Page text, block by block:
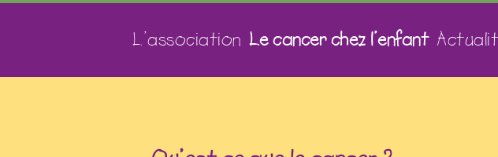
L’association Le cancer chez l’enfant